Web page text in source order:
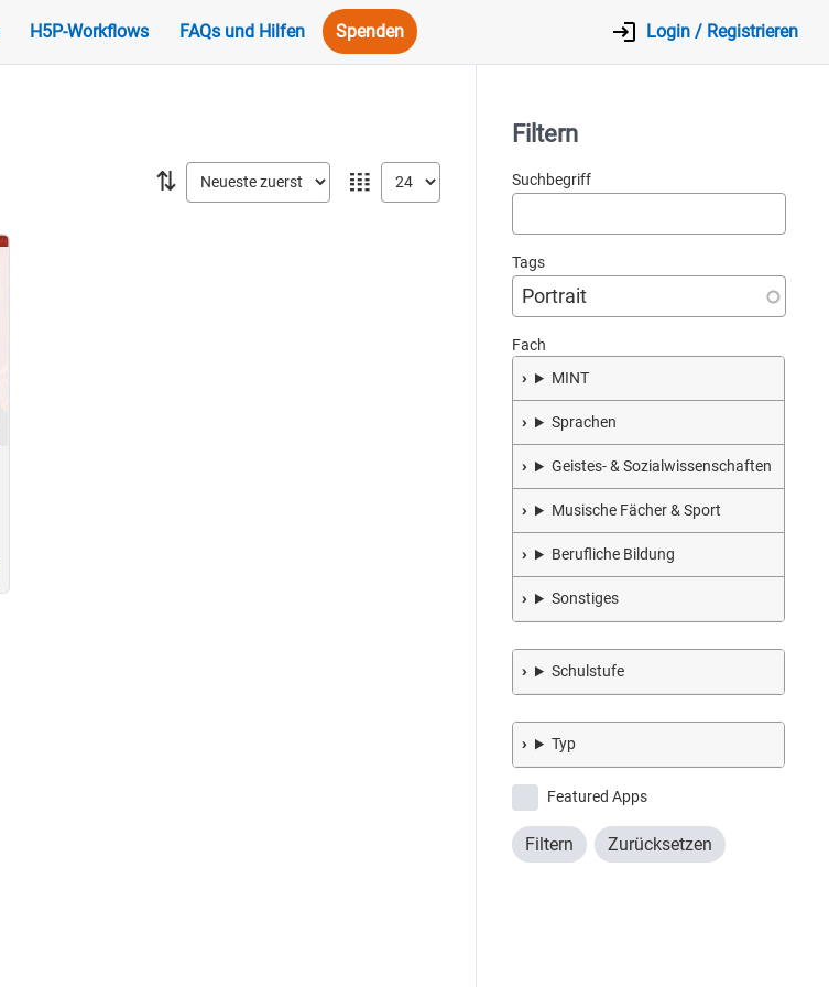
H5P-Workflows FAQs und Hilfen Spenden Login / Registrieren
𝍖
⇅
Filtern
Suchbegriff
Tags
Fach
MINT
Sprachen
Geistes- & Sozialwissenschaften
Musische Fächer & Sport
Berufliche Bildung
Sonstiges
Schulstufe
Typ
Featured Apps